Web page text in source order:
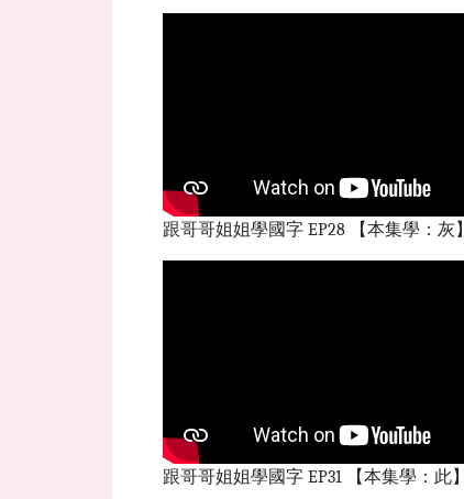
跟哥哥姐姐學國字 EP28 【本集學：灰】
跟哥哥姐姐學國字 EP31 【本集學：此】